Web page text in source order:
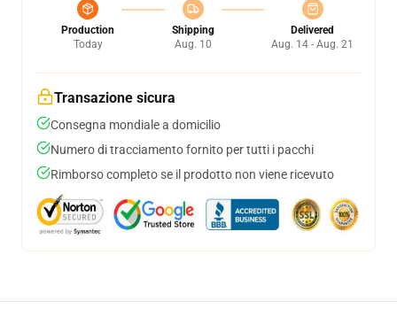
Production
Today
Shipping
Aug. 10
Delivered
Aug. 14 - Aug. 21
Transazione sicura
Consegna mondiale a domicilio
Numero di tracciamento fornito per tutti i pacchi
Rimborso completo se il prodotto non viene ricevuto